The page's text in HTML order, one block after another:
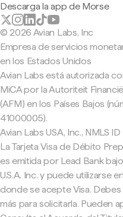
Descarga la app de Morse
© 2026 Avian Labs, Inc
Empresa de servicios
en los Estados Unidos
Avian Labs está autorizada
MiCA por la Autoriteit
(AFM) en los Países Bajos
41000005).
Avian Labs USA, Inc., NMLS
La Tarjeta Visa de Débito
es emitida por Lead Bank
U.S.A. Inc. y puede utilizarse
donde se acepte Visa.
más para solicitarla. Pueden